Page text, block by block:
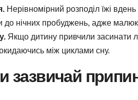
Нерівномірний розподіл їжі
до нічних пробуджень, адже малюк
Якщо дитину привчили засинати
між циклами сну.
зазвичай